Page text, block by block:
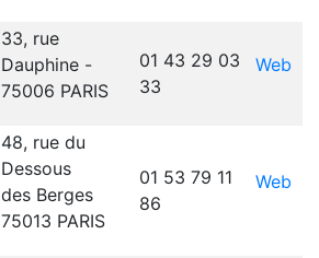
33, rue
Dauphine -
75006 PARIS
01 43 29 03
33
Web
48, rue du
Dessous
des Berges
75013 PARIS
01 53 79 11
86
Web